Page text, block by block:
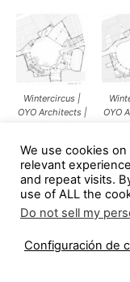
Wintercircus |
OYO Architects |
Niv-+0
OYO
Obra: Wintercircus
Autores: OYO
Veroniek
Superficie:
Emplazamiento:
We use cookies
relevant
and repeat visits.
use of ALL the
Do not sell my
Configuración de